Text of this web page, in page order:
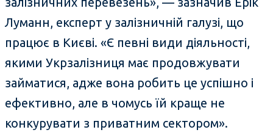
Луманн, експерт у залізничній галузі, що
працює в Києві. «Є певні види діяльності,
якими Укрзалізниця має продовжувати
займатися, адже вона робить це успішно і
ефективно, але в чомусь їй краще не
конкурувати з приватним сектором».